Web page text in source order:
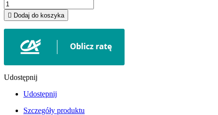
 Dodaj do koszyka
Udostępnij
Udostępnij
Szczegóły produktu